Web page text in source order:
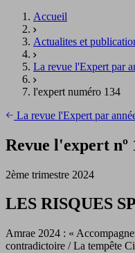
Accueil
Actualites et
La revue l'Expert par
l'expert numéro 134
La revue l'Expert par
Revue l'expert nº
2ème trimestre 2024
LES RISQUES
Amrae 2024 : «
contradictoire / La tempête